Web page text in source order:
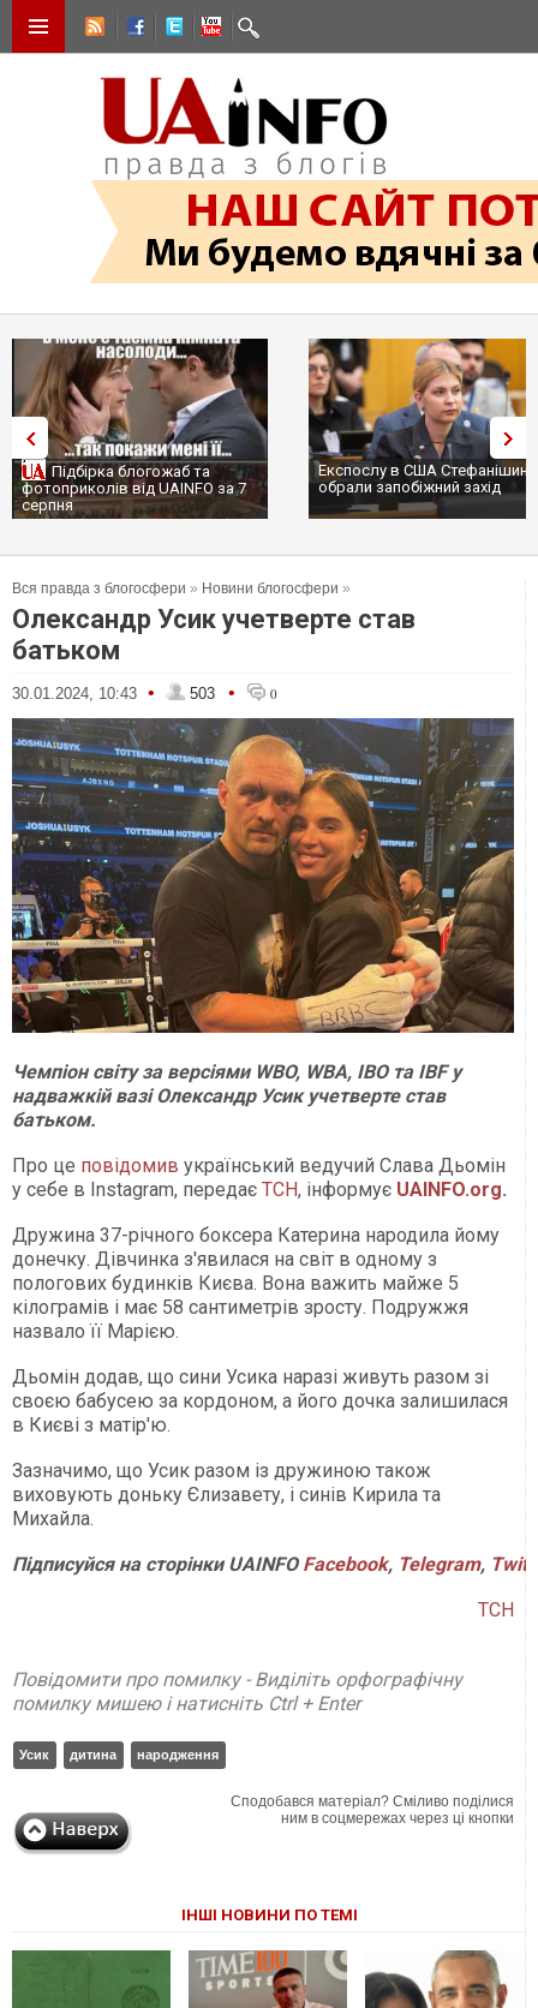
Підбірка блогожаб та
фотоприколів від UAINFO за 7
серпня
Експослу в США
обрали запобіжний захід
Вся правда з блогосфери » Новини блогосфери »
Олександр Усик учетверте став
батьком
30.01.2024, 10:43 • 503 • 0
Чемпіон світу за версіями WBO, WBA, IBO та IBF у
надважкій вазі Олександр Усик учетверте став
батьком.
Про це повідомив український ведучий Слава Дьомін
у себе в Instagram, передає ТСН, інформує UAINFO.org.
Дружина 37-річного боксера Катерина народила йому
донечку. Дівчинка з'явилася на світ в одному з
пологових будинків Києва. Вона важить майже 5
кілограмів і має 58 сантиметрів зросту. Подружжя
назвало її Марією.
Дьомін додав, що сини Усика наразі живуть разом зі
своєю бабусею за кордоном, а його дочка залишилася
в Києві з матір'ю.
Зазначимо, що Усик разом із дружиною також
виховують доньку Єлизавету, і синів Кирила та
Михайла.
Підписуйся на сторінки UAINFO Facebook, Telegram,
ТСН
Повідомити про помилку - Виділіть орфографічну
помилку мишею і натисніть Ctrl + Enter
Усик дитина народження
Сподобався матеріал? Сміливо поділися
ним в соцмережах через ці кнопки
ІНШІ НОВИНИ ПО ТЕМІ